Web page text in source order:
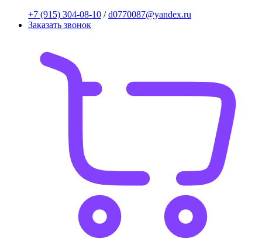
+7 (915) 304-08-10 /d0770087@yandex.ru
Заказать звонок